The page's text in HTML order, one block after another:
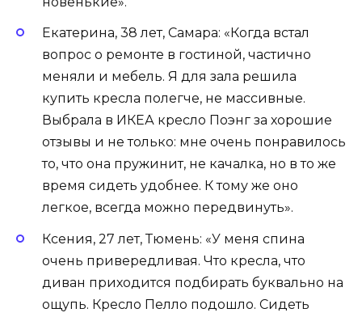
Екатерина, 38 лет, Самара: «Когда встал
вопрос о ремонте в гостиной, частично
меняли и мебель. Я для зала решила
купить кресла полегче, не массивные.
Выбрала в ИКЕА кресло Поэнг за хорошие
отзывы и не только: мне очень понравилось
то, что она пружинит, не качалка, но в то же
время сидеть удобнее. К тому же оно
легкое, всегда можно передвинуть».
Ксения, 27 лет, Тюмень: «У меня спина
очень привередливая. Что кресла, что
диван приходится подбирать буквально на
ощупь. Кресло Пелло подошло. Сидеть